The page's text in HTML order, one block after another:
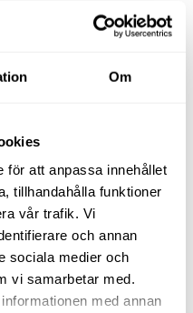
Om
för att anpassa innehållet
tillhandahålla funktioner
vår trafik. Vi
och annan
sociala medier och
vi samarbetar med.
med annan